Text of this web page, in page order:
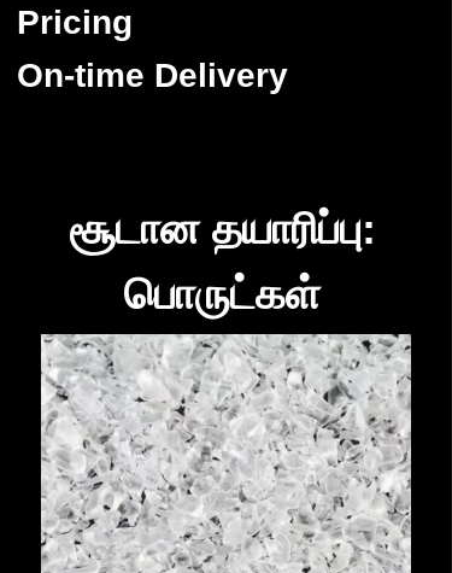
Pricing
On-time Delivery
சூடான தயாரிப்பு:
பொருட்கள்